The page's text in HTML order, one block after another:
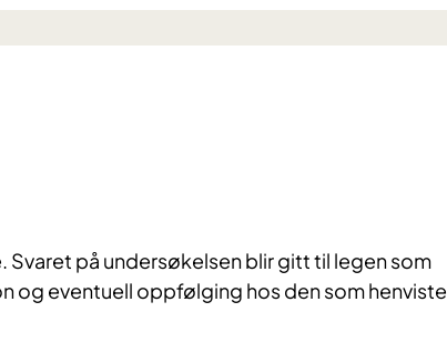
Svaret på undersøkelsen blir gitt til legen som
og eventuell oppfølging hos den som henviste